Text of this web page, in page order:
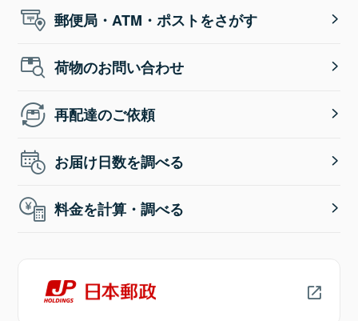
郵便局・ATM・ポストをさがす
荷物のお問い合わせ
再配達のご依頼
お届け日数を調べる
料金を計算・調べる